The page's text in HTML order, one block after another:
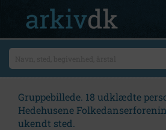
Gruppebillede. 18 udklædte
Hedehusene
ukendt sted.